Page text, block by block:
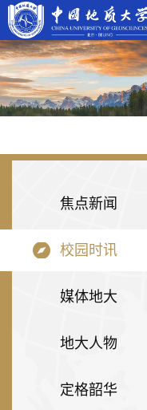
焦点新闻
校园时讯
媒体地大
地大人物
定格韶华